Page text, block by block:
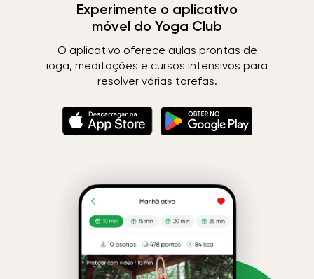
Experimente o aplicativo
móvel do Yoga Club
O aplicativo oferece aulas prontas de
ioga, meditações e cursos intensivos para
resolver várias tarefas.